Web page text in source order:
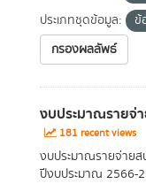
ประเภทชุดข้อมูล:
ข้
กรองผลลัพธ์
งบประมาณรายจ่
181 recent views
งบประมาณรายจ่าย
ปีงบประมาณ 2566-